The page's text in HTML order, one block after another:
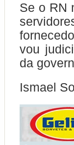
Se o RN
vou
da
Ismael